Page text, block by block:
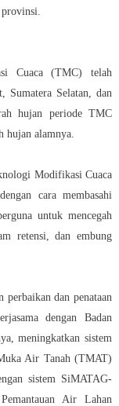
Cuaca (TMC) telah
Sumatera Selatan, dan
hujan periode TMC
hujan alamnya.
Modifikasi Cuaca
cara membasahi
untuk mencegah
retensi, dan embung
perbaikan dan penataan
dengan Badan
meningkatkan sistem
Air Tanah (TMAT)
sistem SiMATAG-
Air Lahan